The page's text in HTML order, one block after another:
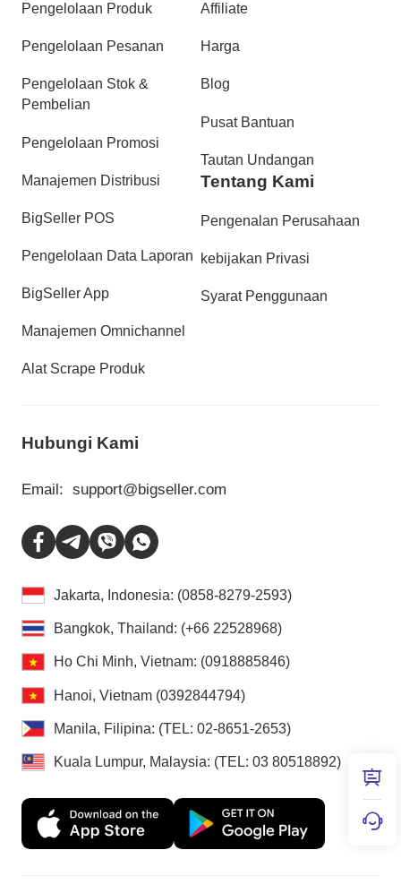
Pengelolaan Produk
Pengelolaan Pesanan
Pengelolaan Stok &
Pembelian
Pengelolaan Promosi
Manajemen Distribusi
BigSeller POS
Pengelolaan Data Laporan
BigSeller App
Manajemen Omnichannel
Alat Scrape Produk
Affiliate
Harga
Blog
Pusat Bantuan
Tautan Undangan
Tentang Kami
Pengenalan Perusahaan
kebijakan Privasi
Syarat Penggunaan
Hubungi Kami
Email: support@bigseller.com
Jakarta, Indonesia: (0858-8279-2593)
Bangkok, Thailand: (+66 22528968)
Ho Chi Minh, Vietnam: (0918885846)
Hanoi, Vietnam (0392844794)
Manila, Filipina: (TEL: 02-8651-2653)
Kuala Lumpur, Malaysia: (TEL: 03 80518892)